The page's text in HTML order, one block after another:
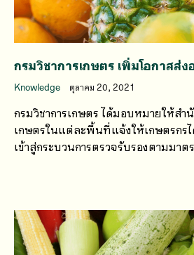
กรมวิชาการเกษตร เพิ่มโอกาสส่
Knowledge ตุลาคม 20, 2021
กรมวิชาการเกษตร ได้มอบหมายให้ส
เกษตรในแต่ละพื้นที่แจ้งให้เกษตรกร
เข้าสู่กระบวนการตรวจรับรองตามมาต